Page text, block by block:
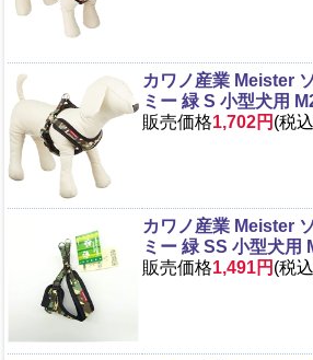
カワノ産業 Meister
ミー 緑 S 小型犬用
販売価格1,702円 (税
カワノ産業 Meister
ミー 緑 SS 小型犬用
販売価格1,491円 (税